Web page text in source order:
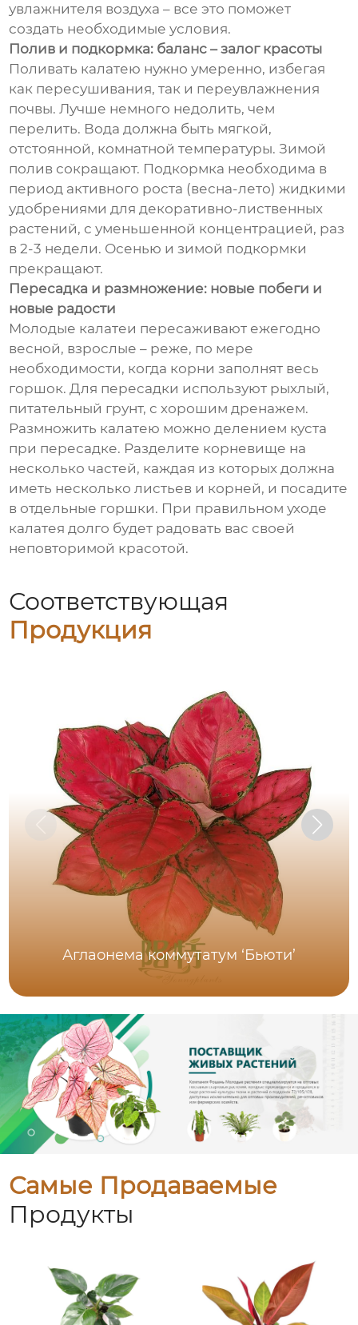
увлажнителя воздуха – все это поможет
создать необходимые условия.
Полив и подкормка: баланс – залог красоты
Поливать калатею нужно умеренно, избегая
как пересушивания, так и переувлажнения
почвы. Лучше немного недолить, чем
перелить. Вода должна быть мягкой,
отстоянной, комнатной температуры. Зимой
полив сокращают. Подкормка необходима в
период активного роста (весна-лето) жидкими
удобрениями для декоративно-лиственных
растений, с уменьшенной концентрацией, раз
в 2-3 недели. Осенью и зимой подкормки
прекращают.
Пересадка и размножение: новые побеги и
новые радости
Молодые калатеи пересаживают ежегодно
весной, взрослые – реже, по мере
необходимости, когда корни заполнят весь
горшок. Для пересадки используют рыхлый,
питательный грунт, с хорошим дренажем.
Размножить калатею можно делением куста
при пересадке. Разделите корневище на
несколько частей, каждая из которых должна
иметь несколько листьев и корней, и посадите
в отдельные горшки. При правильном уходе
калатея долго будет радовать вас своей
неповторимой красотой.
Соответствующая
Продукция
Аглаонема коммутатум ‘Бьюти’
Самые Продаваемые
Продукты